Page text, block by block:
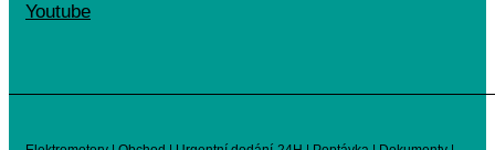
Youtube